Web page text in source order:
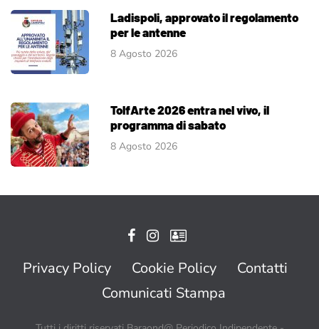
Ladispoli, approvato il regolamento
per le antenne
8 Agosto 2026
TolfArte 2026 entra nel vivo, il
programma di sabato
8 Agosto 2026
Privacy Policy Cookie Policy
Contatti
Comunicati Stampa